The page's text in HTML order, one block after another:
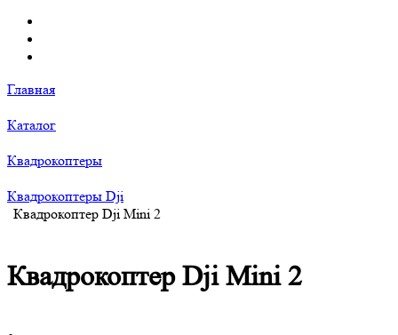
Главная
Каталог
Квадрокоптеры
Квадрокоптеры Dji
Квадрокоптер Dji Mini 2
Квадрокоптер Dji Mini 2